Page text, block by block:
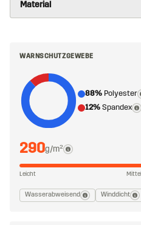
WARNSCHUTZGEWEBE
88% Polyester
12% Spandex
290g/m²
Leicht Mittel
Wasserabweisend Winddicht